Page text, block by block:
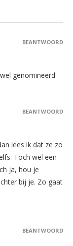
genomineerd
BEANTWOORD
lees ik dat ze zo
Toch wel een
ja, hou je
bij je. Zo gaat
BEANTWOORD
BEANTWOORD